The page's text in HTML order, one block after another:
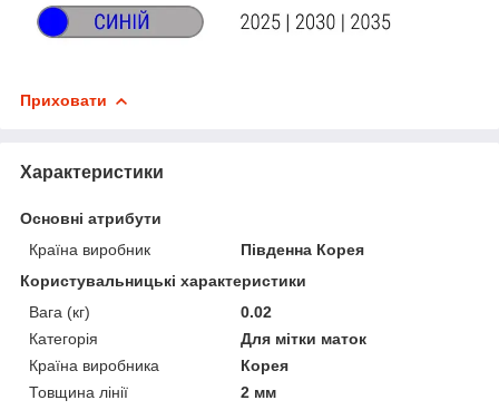
Приховати
Характеристики
Основні атрибути
Країна виробник
Південна Корея
Користувальницькі характеристики
Вага (кг)
0.02
Категорія
Для мітки маток
Країна виробника
Корея
Товщина лінії
2 мм